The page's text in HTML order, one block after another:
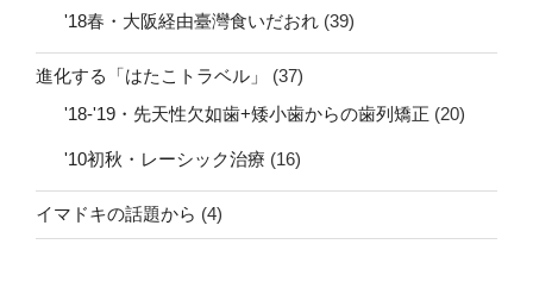
'18春・大阪経由臺灣食いだおれ (39)
進化する「はたこトラベル」
(37)
'18-'19・先天性欠如歯+矮小歯からの歯列矯正 (20)
'10初秋・レーシック治療 (16)
イマドキの話題から (4)